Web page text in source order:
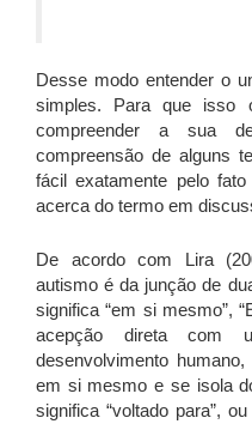
Desse modo entender o
simples. Para que isso
compreender a sua
compreensão de alguns
fácil exatamente pelo
acerca do termo em
De acordo com Lira
autismo é da junção de
significa “em si mesmo”,
acepção direta com
desenvolvimento
em si mesmo e se isola
significa “voltado para”,